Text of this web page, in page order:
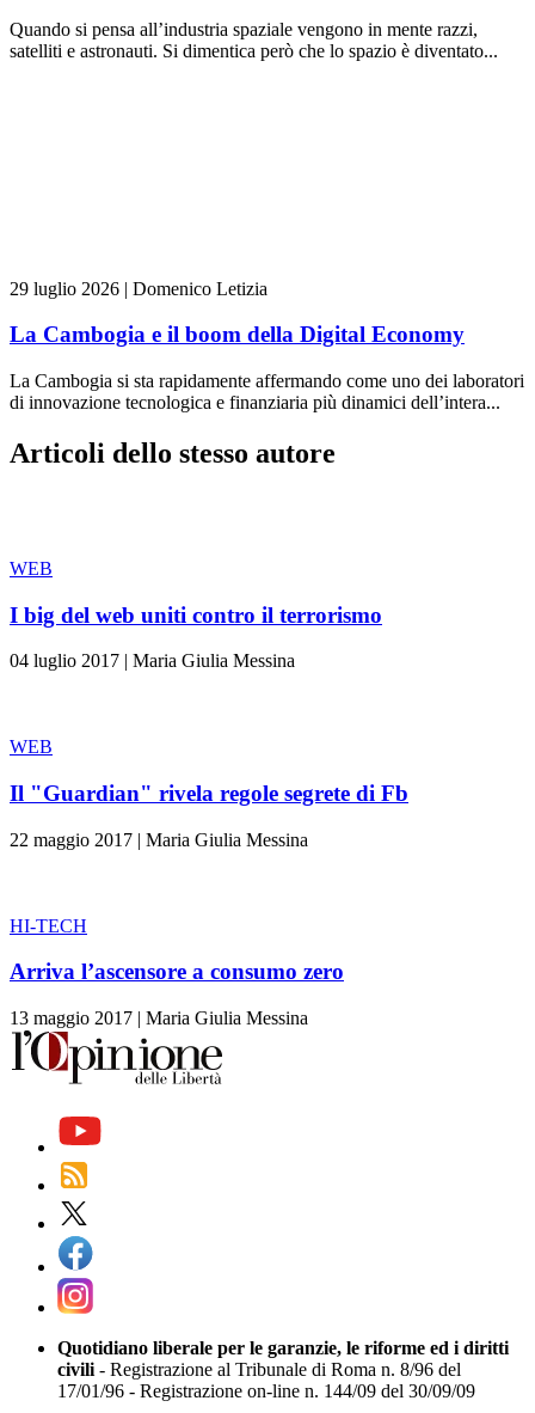
Quando si pensa all’industria spaziale vengono in mente razzi,
satelliti e astronauti. Si dimentica però che lo spazio è diventato...
29 luglio 2026 | Domenico Letizia
La Cambogia e il boom della Digital Economy
La Cambogia si sta rapidamente affermando come uno dei laboratori
di innovazione tecnologica e finanziaria più dinamici dell’intera...
Articoli dello stesso autore
WEB
I big del web uniti contro il terrorismo
04 luglio 2017 | Maria Giulia Messina
WEB
Il "Guardian" rivela regole segrete di Fb
22 maggio 2017 | Maria Giulia Messina
HI-TECH
Arriva l’ascensore a consumo zero
13 maggio 2017 | Maria Giulia Messina
Quotidiano liberale per le garanzie, le riforme ed i diritti
civili - Registrazione al Tribunale di Roma n. 8/96 del
17/01/96 - Registrazione on-line n. 144/09 del 30/09/09